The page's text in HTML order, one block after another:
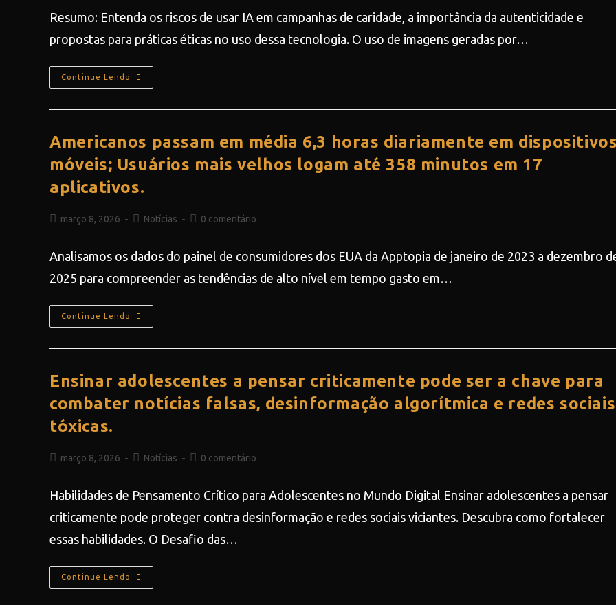
Resumo: Entenda os riscos de usar IA em campanhas de caridade, a importância da autenticidade e
propostas para práticas éticas no uso dessa tecnologia. O uso de imagens geradas por…
Continue Lendo
Americanos passam em média 6,3 horas diariamente em
móveis; Usuários mais velhos logam até 358 minutos em 17
aplicativos.
março 8, 2026 Notícias 0 comentário
Analisamos os dados do painel de consumidores dos EUA da Apptopia de janeiro de 2023 a dezembro
2025 para compreender as tendências de alto nível em tempo gasto em…
Continue Lendo
Ensinar adolescentes a pensar criticamente pode ser a chave para
combater notícias falsas, desinformação algorítmica e redes sociais
tóxicas.
março 8, 2026 Notícias 0 comentário
Habilidades de Pensamento Crítico para Adolescentes no Mundo Digital Ensinar adolescentes a pensar
criticamente pode proteger contra desinformação e redes sociais viciantes. Descubra como fortalecer
essas habilidades. O Desafio das…
Continue Lendo